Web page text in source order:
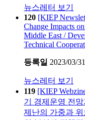
뉴스레터 보기
120 [KIEP
Change Impacts
Middle East /
Technical
등록일 2023/03/31
뉴스레터 보기
119 [KIEP
기 경제운영 전
제난의 가중과